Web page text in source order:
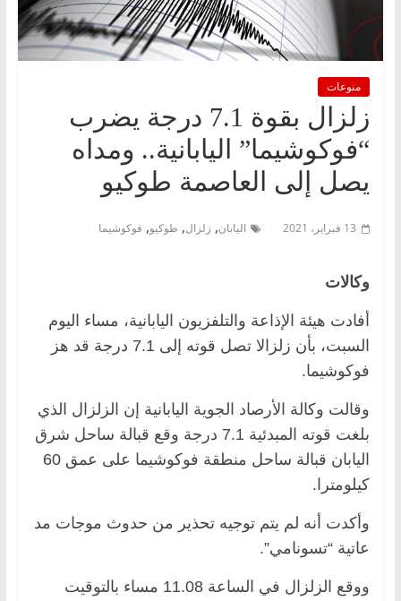
منوعات
زلزال بقوة 7.1 درجة يضرب
“فوكوشيما” اليابانية.. ومداه
يصل إلى العاصمة طوكيو
13 فبراير، 2021 اليابان, زلزال, طوكيو, فوكوشيما
وكالات
أفادت هيئة الإذاعة والتلفزيون اليابانية، مساء اليوم
السبت، بأن زلزالا تصل قوته إلى 7.1 درجة قد هز
فوكوشيما.
وقالت وكالة الأرصاد الجوية اليابانية إن الزلزال الذي
بلغت قوته المبدئية 7.1 درجة وقع قبالة ساحل شرق
اليابان قبالة ساحل منطقة فوكوشيما على عمق 60
كيلومترا.
وأكدت أنه لم يتم توجيه تحذير من حدوث موجات مد
عاتية “تسونامي”.
ووقع الزلزال في الساعة 11.08 مساء بالتوقيت